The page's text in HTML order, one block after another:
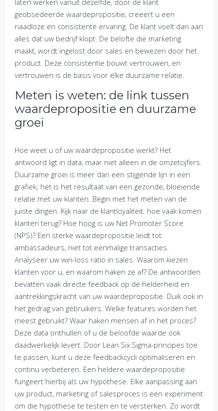
laten werken vanuit dezelfde, door de klant
geobsedeerde waardepropositie, creëert u een
naadloze en consistente ervaring. De klant voelt dan aan
alles dat uw bedrijf klopt. De belofte die marketing
maakt, wordt ingelost door sales en bewezen door het
product. Deze consistentie bouwt vertrouwen, en
vertrouwen is de basis voor elke duurzame relatie.
Meten is weten: de link tussen
waardepropositie en duurzame
groei
Hoe weet u of uw waardepropositie werkt? Het
antwoord ligt in data, maar niet alleen in de omzetcijfers.
Duurzame groei is meer dan een stijgende lijn in een
grafiek; het is het resultaat van een gezonde, bloeiende
relatie met uw klanten. Begin met het meten van de
juiste dingen. Kijk naar de klantloyaliteit: hoe vaak komen
klanten terug? Hoe hoog is uw Net Promoter Score
(NPS)? Een sterke waardepropositie leidt tot
ambassadeurs, niet tot eenmalige transacties.
Analyseer uw win-loss ratio in sales. Waarom kiezen
klanten voor u, en waarom haken ze af? De antwoorden
bevatten vaak directe feedback op de helderheid en
aantrekkingskracht van uw waardepropositie. Duik ook in
het gedrag van gebruikers. Welke features worden het
meest gebruikt? Waar haken mensen af in het proces?
Deze data onthullen of u de beloofde waarde ook
daadwerkelijk levert. Door Lean Six Sigma-principes toe
te passen, kunt u deze feedbackcycli optimaliseren en
continu verbeteren. Een heldere waardepropositie
fungeert hierbij als uw hypothese. Elke aanpassing aan
uw product, marketing of salesproces is een experiment
om die hypothese te testen en te versterken. Zo wordt